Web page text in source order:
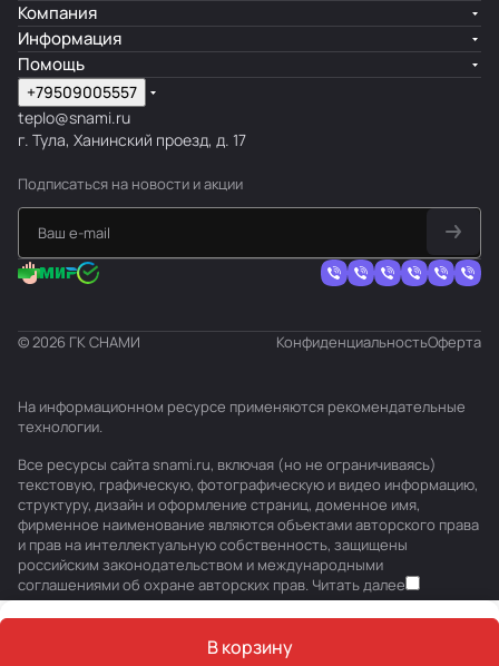
В корзину
Компания
Информация
Помощь
+79509005557
teplo@snami.ru
г. Тула, Ханинский проезд, д. 17
Подписаться на новости и акции
© 2026 ГК СНАМИ КонфиденциальностьОферта
На информационном ресурсе применяются рекомендательные
технологии.
Все ресурсы сайта snami.ru, включая (но не ограничиваясь)
текстовую, графическую, фотографическую и видео информацию,
структуру, дизайн и оформление страниц, доменное имя,
фирменное наименование являются объектами авторского права
и прав на интеллектуальную собственность, защищены
российским законодательством и международными
соглашениями об охране авторских прав. Читать далее